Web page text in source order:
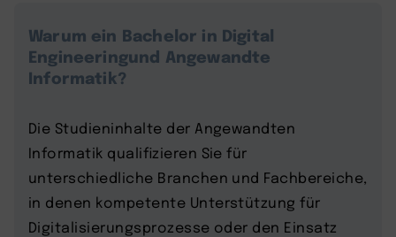
Warum ein Bachelor in Digital
Engineeringund Angewandte
Informatik?
Die Studieninhalte der Angewandten
Informatik qualifizieren Sie für
unterschiedliche Branchen und Fachbereiche,
in denen kompetente Unterstützung für
Digitalisierungsprozesse oder den Einsatz